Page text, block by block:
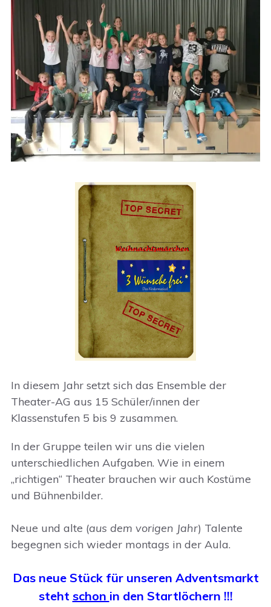
In diesem Jahr setzt sich das Ensemble der
Theater-AG aus 15 Schüler/innen der
Klassenstufen 5 bis 9 zusammen.
In der Gruppe teilen wir uns die vielen
unterschiedlichen Aufgaben. Wie in einem
„richtigen“ Theater brauchen wir auch Kostüme
und Bühnenbilder.
Neue und alte (aus dem vorigen Jahr) Talente
begegnen sich wieder montags in der Aula.
Das neue Stück für unseren Adventsmarkt
steht schon in den Startlöchern !!!